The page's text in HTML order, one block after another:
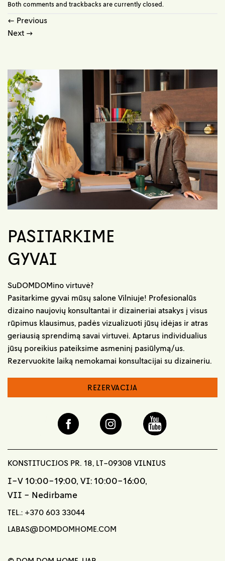
Both comments and trackbacks are currently closed.
← Previous
Next →
PASITARKIME
GYVAI
SuDOMDOMino virtuvė?
Pasitarkime gyvai mūsų salone Vilniuje! Profesionalūs
dizaino naujovių konsultantai ir dizaineriai atsakys į visus
rūpimus klausimus, padės vizualizuoti jūsų idėjas ir atras
geriausią sprendimą savai virtuvei. Aptarus individualius
jūsų poreikius pateiksime asmeninį pasiūlymą/us.
Rezervuokite laiką nemokamai konsultacijai su dizaineriu.
REZERVACIJA
KONSTITUCIJOS PR. 18, LT-09308 VILNIUS
I-V 10:00-19:00, VI: 10:00-16:00,
VII - Nedirbame
TEL.: +370 603 33044
LABAS@DOMDOMHOME.COM